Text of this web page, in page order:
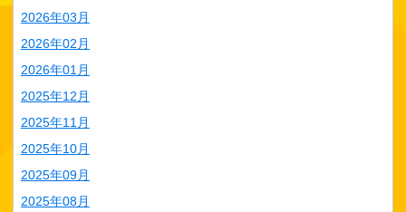
2026年03月
2026年02月
2026年01月
2025年12月
2025年11月
2025年10月
2025年09月
2025年08月